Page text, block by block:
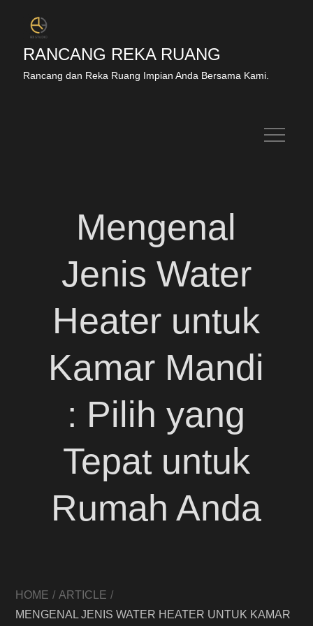
content
RANCANG REKA RUANG
Rancang dan Reka Ruang Impian Anda Bersama Kami.
Mengenal
Jenis Water
Heater untuk
Kamar Mandi
: Pilih yang
Tepat untuk
Rumah Anda
HOME
ARTICLE
MENGENAL JENIS WATER HEATER UNTUK KAMAR